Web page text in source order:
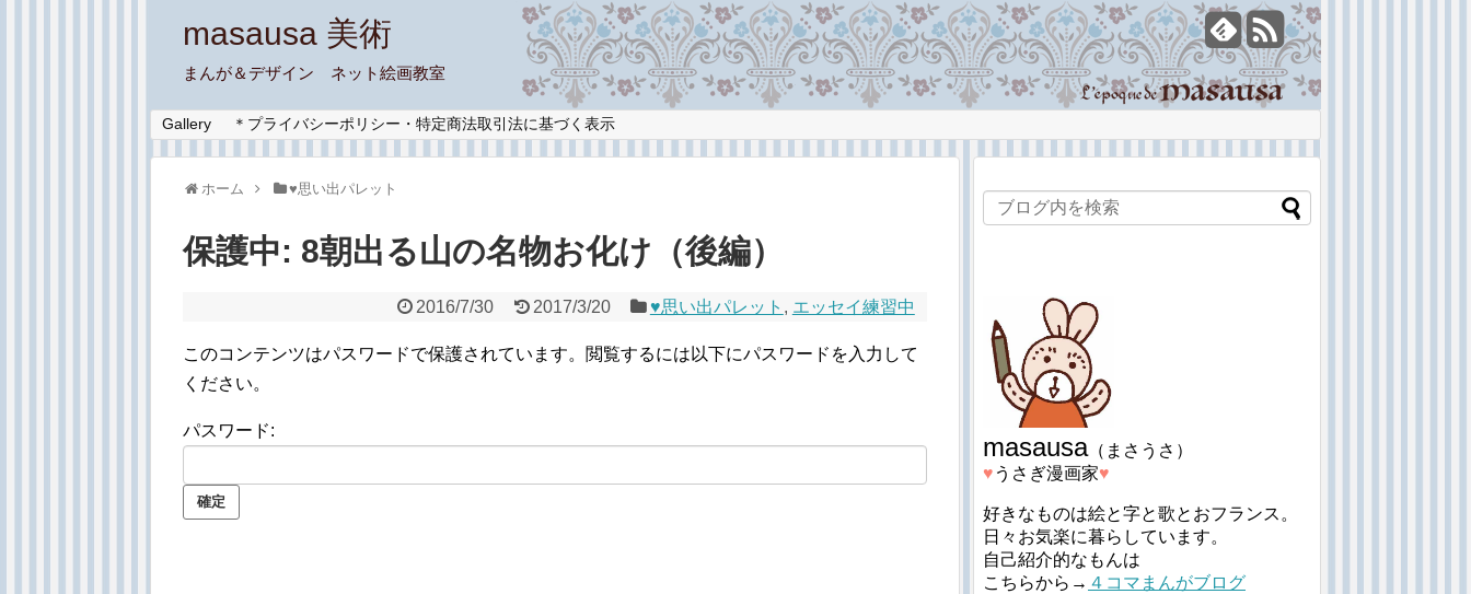
masausa 美術
まんが＆デザイン ネット絵画教室
Gallery ＊プライバシーポリシー・特定商法取引法に基づく表示
ホーム ♥︎思い出パレット
保護中: 8朝出る山の名物お化け（後編）
2016/7/30 2017/3/20 ♥︎思い出パレット , エッセイ練習中
このコンテンツはパスワードで保護されています。閲覧するには以下にパスワードを入力して
ください。
パスワード:
masausa（まさうさ）
♥︎ うさぎ漫画家♥︎
好きなものは絵と字と歌とおフランス。
日々お気楽に暮らしています。
自己紹介的なもんは
こちらから→ ４コマまんがブログ